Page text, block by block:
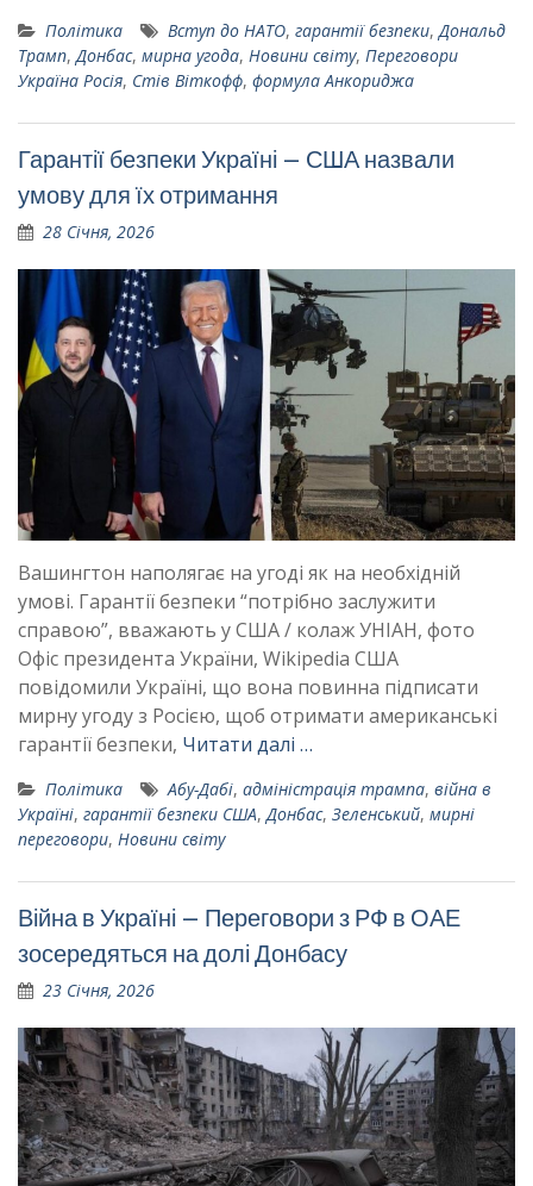
Політика Вступ до НАТО, гарантії безпеки, Дональд
Трамп, Донбас, мирна угода, Новини світу, Переговори
Україна Росія, Стів Віткофф, формула Анкориджа
Гарантії безпеки Україні – США назвали
умову для їх отримання
28 Січня, 2026
Вашингтон наполягає на угоді як на необхідній
умові. Гарантії безпеки “потрібно заслужити
справою”, вважають у США / колаж УНІАН, фото
Офіс президента України, Wikipedia США
повідомили Україні, що вона повинна підписати
мирну угоду з Росією, щоб отримати американські
гарантії безпеки, Читати далі …
Політика Абу-Дабі, адміністрація трампа, війна в
Україні, гарантії безпеки США, Донбас, Зеленський, мирні
переговори, Новини світу
Війна в Україні – Переговори з РФ в ОАЕ
зосередяться на долі Донбасу
23 Січня, 2026